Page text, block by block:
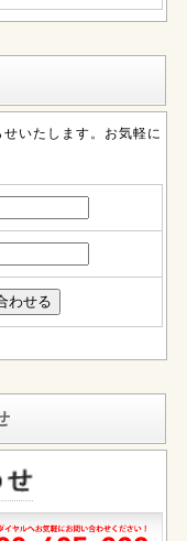
いたします。お気軽に